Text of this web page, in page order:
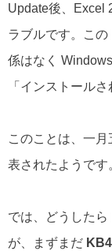
Update後、Excel
ラブルです。こ
係はなく
「インストール
このことは、一
表されたようです
では、どうした
が、まずまだ